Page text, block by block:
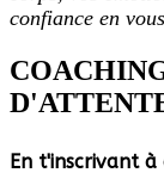
confiance en
En t'inscrivant